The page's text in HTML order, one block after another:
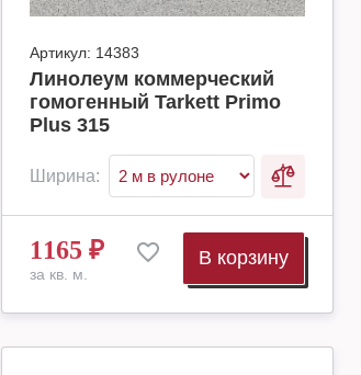
Артикул: 14383
Линолеум коммерческий
гомогенный Tarkett Primo
Plus 315
Ширина:
1165 ₽
за кв. м.
В корзину